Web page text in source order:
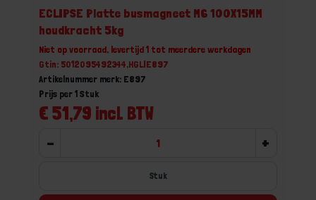
ECLIPSE Platte busmagneet M6 100X15MM
houdkracht 5kg
Niet op voorraad, levertijd 1 tot meerdere werkdagen
Gtin: 5012095492344,HGLIE897
Artikelnummer merk: E897
€ 51,79 incl. BTW
Prijs per 1 Stuk
- +
Stuk